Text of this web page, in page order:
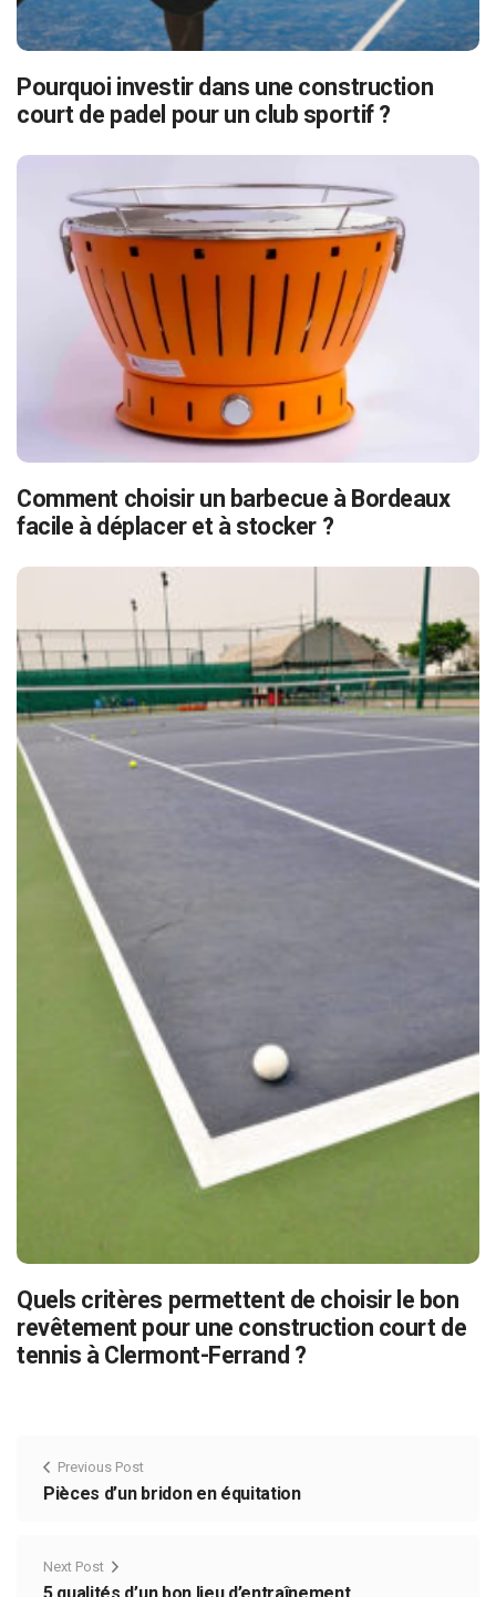
Pourquoi investir dans une construction
court de padel pour un club sportif ?
Comment choisir un barbecue à Bordeaux
facile à déplacer et à stocker ?
Quels critères permettent de choisir le bon
revêtement pour une construction court de
tennis à Clermont-Ferrand ?
Previous Post
Pièces d’un bridon en équitation
Next Post